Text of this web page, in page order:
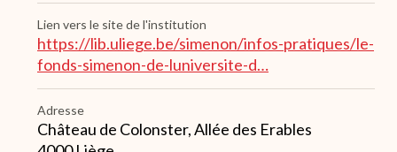
Lien vers le site de l'institution
https://lib.uliege.be/simenon/infos-pratiques/le-
fonds-simenon-de-luniversite-d…
Adresse
Château de Colonster, Allée des Erables